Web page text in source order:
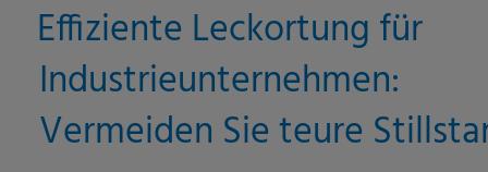
Effiziente Leckortung für
Industrieunternehmen:
Vermeiden Sie teure